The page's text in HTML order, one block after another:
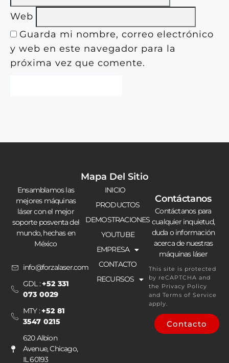
Web
Guarda mi nombre, correo electrónico
y web en este navegador para la
próxima vez que comente.
Ensamblamos las
mejores máquinas
láser con el mejor
soporte posventa del
mundo, hechas en
México
info@forzalaser.com
GDL :+52 331
073 0029
MTY :+52 81
3547 0215
620 Albion
Avenue, Chicago,
IL 60193
Mapa Del Sitio
INICIO
PRODUCTOS
DEMOSTRACIONES
YOUTUBE
EMPRESA
CONTACTO
RECURSOS
Contáctanos
Contáctanos para
cualquier inquietud,
duda o información
acerca de nuestras
máquinas láser
This site is protected
by reCAPTCHA and
the Privacy Policy
andTerms of Service
apply.
Contacto